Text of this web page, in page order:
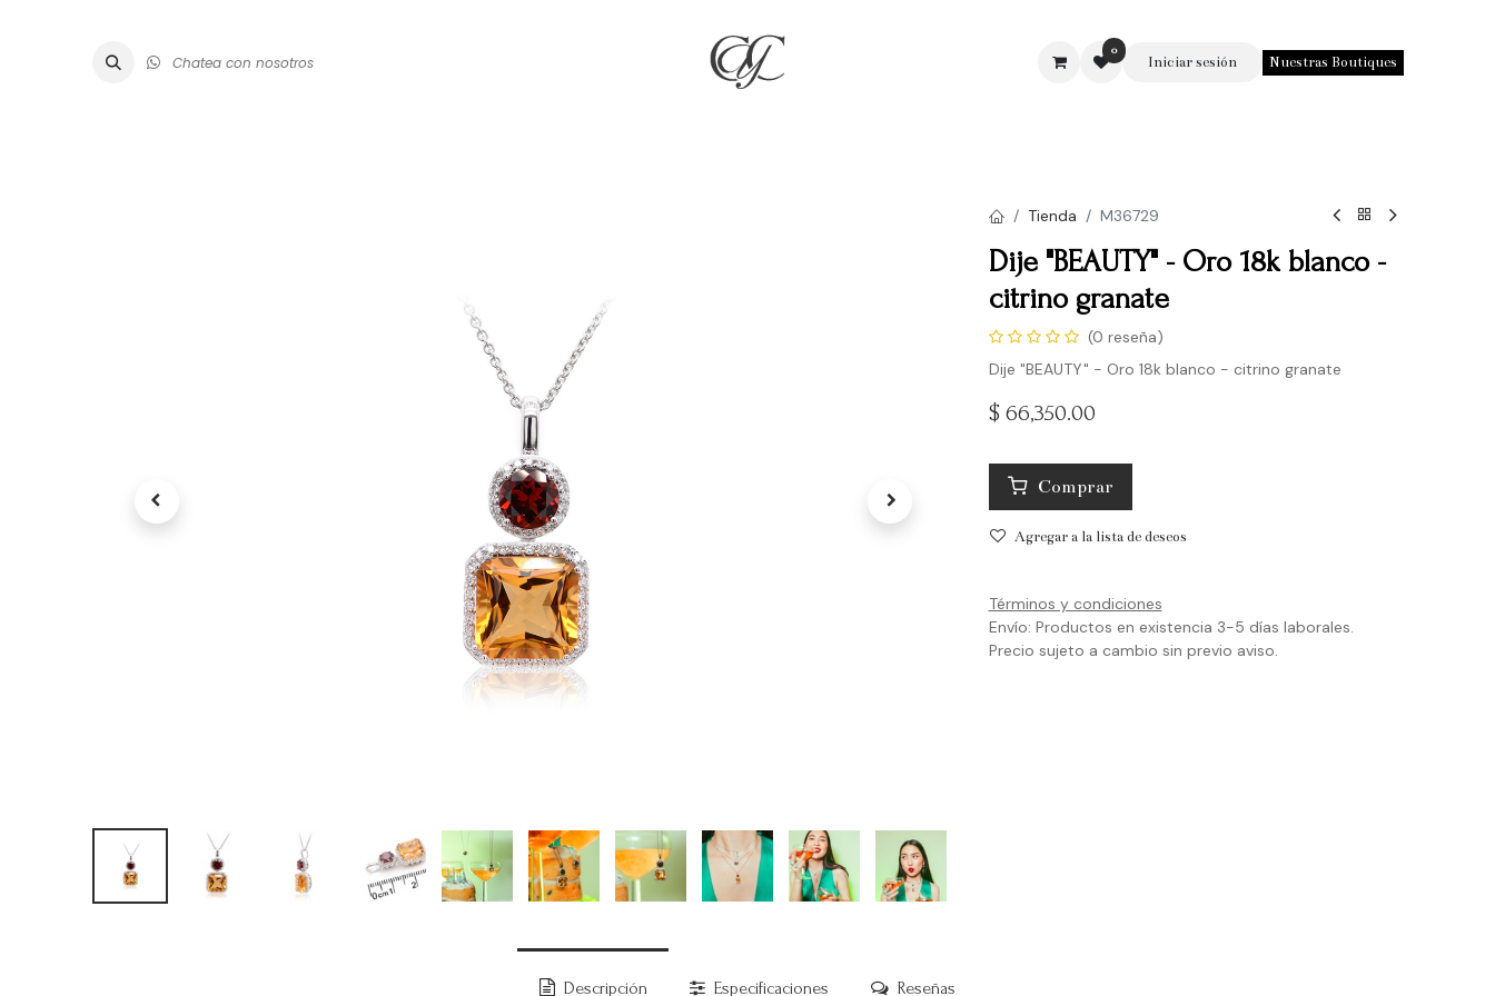
Chatea con nosotros
0
Iniciar sesión Nuestras Boutiques
Tienda M36729
Dije "BEAUTY" - Oro 18k blanco -
citrino granate
(0 reseña)
Dije "BEAUTY" - Oro 18k blanco - citrino granate
$ 66,350.00
Comprar
Agregar a la lista de deseos
Términos y condiciones
Envío: Productos en existencia 3-5 días laborales.
Precio sujeto a cambio sin previo aviso.
Descripción Especificaciones Reseñas